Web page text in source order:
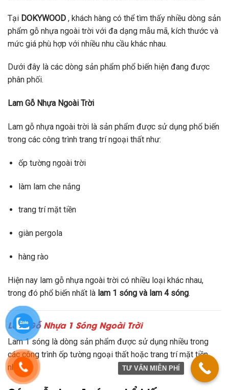
Tại DOKYWOOD , khách hàng có thể tìm thấy nhiều dòng sản
phẩm gỗ nhựa ngoài trời với đa dạng mẫu mã, kích thước và
mức giá phù hợp với nhiều nhu cầu khác nhau.
Dưới đây là các dòng sản phẩm phổ biến hiện đang được
phân phối.
Lam Gỗ Nhựa Ngoài Trời
Lam gỗ nhựa ngoài trời là sản phẩm được sử dụng phổ biến
trong các công trình trang trí ngoại thất như:
ốp tường ngoài trời
làm lam che nắng
trang trí mặt tiền
giàn pergola
hàng rào
Hiện nay lam gỗ nhựa ngoài trời có nhiều loại khác nhau,
trong đó phổ biến nhất là lam 1 sóng và lam 4 sóng.
Lam Gỗ Nhựa 1 Sóng Ngoài Trời
Lam 1 sóng là dòng sản phẩm được sử dụng nhiều trong
các công trình ốp tường ngoại thất hoặc trang trí mặt tiền
nhà.
TƯ VẤN MIỄN PHÍ